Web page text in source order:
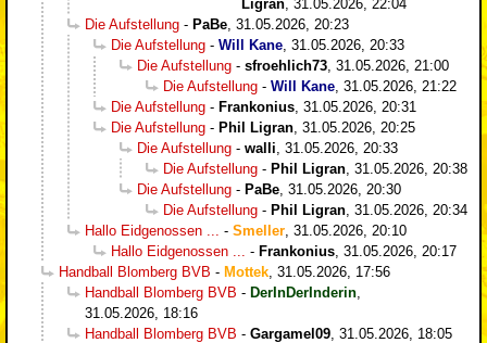
Ligran, 31.05.2026, 22:04
Die Aufstellung - PaBe, 31.05.2026, 20:23
Die Aufstellung - Will Kane, 31.05.2026, 20:33
Die Aufstellung - sfroehlich73, 31.05.2026, 21:00
Die Aufstellung - Will Kane, 31.05.2026, 21:22
Die Aufstellung - Frankonius, 31.05.2026, 20:31
Die Aufstellung - Phil Ligran, 31.05.2026, 20:25
Die Aufstellung - walli, 31.05.2026, 20:33
Die Aufstellung - Phil Ligran, 31.05.2026, 20:38
Die Aufstellung - PaBe, 31.05.2026, 20:30
Die Aufstellung - Phil Ligran, 31.05.2026, 20:34
Hallo Eidgenossen ... - Smeller, 31.05.2026, 20:10
Hallo Eidgenossen ... - Frankonius, 31.05.2026, 20:17
Handball Blomberg BVB - Mottek, 31.05.2026, 17:56
Handball Blomberg BVB - DerInDerInderin,
31.05.2026, 18:16
Handball Blomberg BVB - Gargamel09, 31.05.2026, 18:05